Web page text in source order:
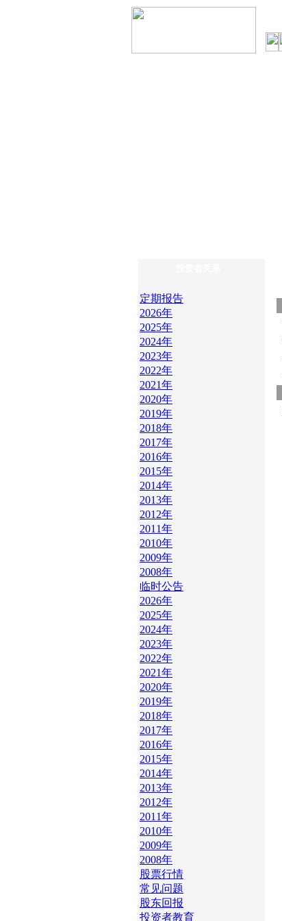
定期报告
2026年
2025年
2024年
2023年
2022年
2021年
2020年
2019年
2018年
2017年
2016年
2015年
2014年
2013年
2012年
2011年
2010年
2009年
2008年
临时公告
2026年
2025年
2024年
2023年
2022年
2021年
2020年
2019年
2018年
2017年
2016年
2015年
2014年
2013年
2012年
2011年
2010年
2009年
2008年
股票行情
常见问题
股东回报
投资者教育